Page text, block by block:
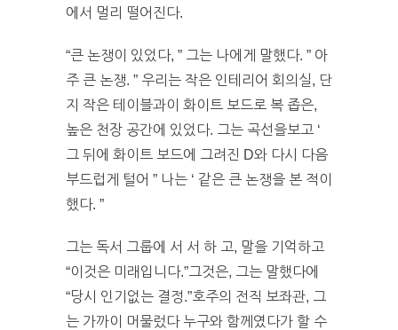
에서 멀리 떨어진다.
“큰 논쟁이 있었다, ” 그는 나에게 말했다. ” 아
주 큰 논쟁. ” 우리는 작은 인테리어 회의실, 단
지 작은 테이블과이 화이트 보드로 복 좁은,
높은 천장 공간에 있었다. 그는 곡선을보고 ‘
그 뒤에 화이트 보드에 그려진 D와 다시 다음
부드럽게 털어 ” 나는 ‘ 같은 큰 논쟁을 본 적이
했다. ”
그는 독서 그룹에 서 서 하 고, 말을 기억하고
“이것은 미래입니다.”그것은, 그는 말했다에
“당시 인기없는 결정.”호주의 전직 보좌관, 그
는 가까이 머물렀다 누구와 함께였다가 할 수